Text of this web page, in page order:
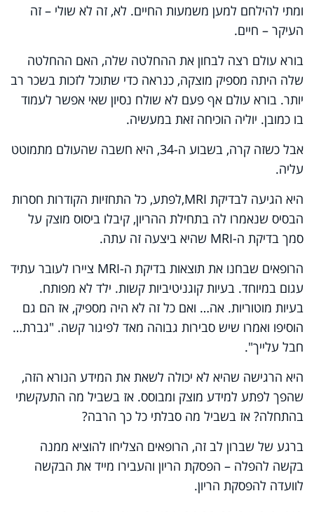
ומתי להילחם למען משמעות החיים. לא, זה לא שולי – זה
העיקר – חיים.
בורא עולם רצה לבחון את ההחלטה שלה, האם ההחלטה
שלה היתה מספיק מוצקה, כנראה כדי שתוכל לזכות בשכר רב
יותר. בורא עולם אף פעם לא שולח נסיון שאי אפשר לעמוד
בו כמובן. יוליה הוכיחה זאת במעשיה.
אבל כשזה קרה, בשבוע ה-34, היא חשבה שהעולם מתמוטט
עליה.
היא הגיעה לבדיקת MRI,לפתע, כל התחזיות הקודרות חסרות
הבסיס שנאמרו לה בתחילת ההריון, קיבלו ביסוס מוצק על
סמך בדיקת ה-MRI שהיא ביצעה זה עתה.
הרופאים שבחנו את תוצאות בדיקת ה-MRI ציירו לעובר עתיד
עגום במיוחד. בעיות קוגניטיביות קשות. ילד לא מפותח.
בעיות מוטוריות. אה… ואם כל זה לא היה מספיק, אז הם גם
הוסיפו ואמרו שיש סבירות גבוהה מאד לפיגור קשה. "גברת…
חבל עלייך".
היא הרגישה שהיא לא יכולה לשאת את המידע הנורא הזה,
שהפך לפתע למידע מוצק ומבוסס. אז בשביל מה התעקשתי
בהתחלה? אז בשביל מה סבלתי כל כך הרבה?
ברגע של שברון לב זה, הרופאים הצליחו להוציא ממנה
בקשה להפלה – הפסקת הריון והעבירו מייד את הבקשה
לוועדה להפסקת הריון.